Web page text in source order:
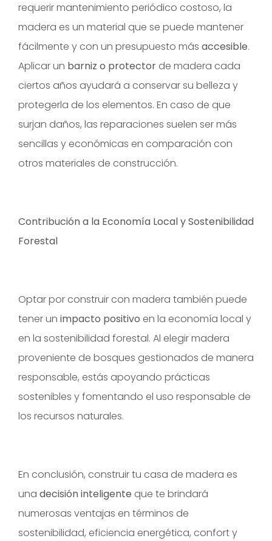
requerir mantenimiento periódico costoso, la
madera es un material que se puede mantener
fácilmente y con un presupuesto más accesible.
Aplicar un barniz o protector de madera cada
ciertos años ayudará a conservar su belleza y
protegerla de los elementos. En caso de que
surjan daños, las reparaciones suelen ser más
sencillas y económicas en comparación con
otros materiales de construcción.
Contribución a la Economía Local y Sostenibilidad
Forestal
Optar por construir con madera también puede
tener un impacto positivo en la economía local y
en la sostenibilidad forestal. Al elegir madera
proveniente de bosques gestionados de manera
responsable, estás apoyando prácticas
sostenibles y fomentando el uso responsable de
los recursos naturales.
En conclusión, construir tu casa de madera es
una decisión inteligente que te brindará
numerosas ventajas en términos de
sostenibilidad, eficiencia energética, confort y